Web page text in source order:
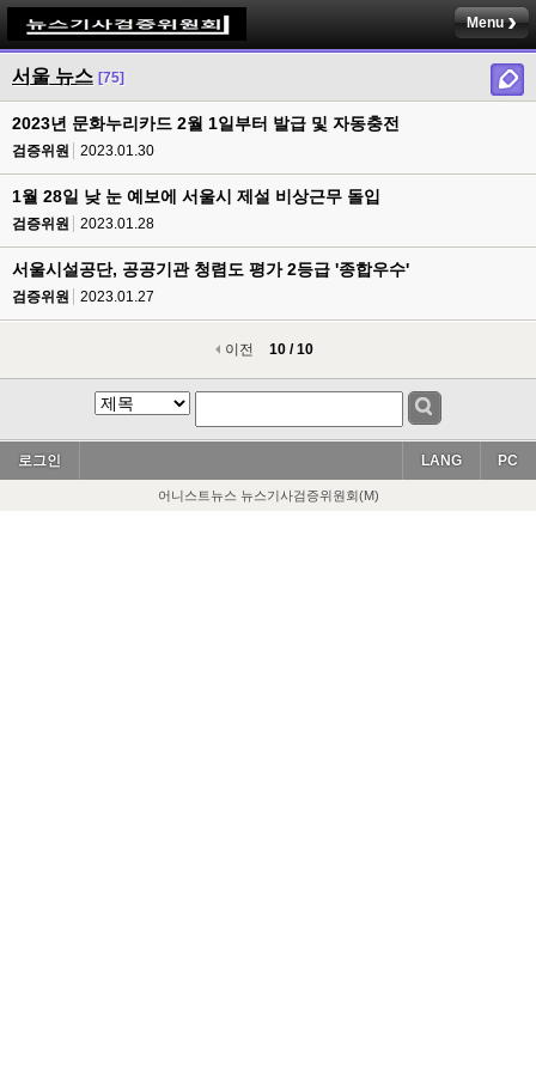
Menu
서울 뉴스 [75]
2023년 문화누리카드 2월 1일부터 발급 및 자동충전
검증위원 2023.01.30
1월 28일 낮 눈 예보에 서울시 제설 비상근무 돌입
검증위원 2023.01.28
서울시설공단, 공공기관 청렴도 평가 2등급 '종합우수'
검증위원 2023.01.27
이전 10 / 10
로그인 PC
LANG
어니스트뉴스 뉴스기사검증위원회(M)